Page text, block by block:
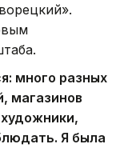
много разных
магазинов
Я была